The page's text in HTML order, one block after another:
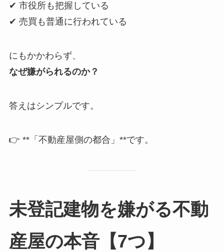
✔ 市役所も把握している
✔ 売買も普通に行われている
にもかかわらず、
なぜ嫌がられるのか？
答えはシンプルです。
👉 **「不動産屋側の都合」**です。
未登記建物を嫌がる不動
産屋の本音【7つ】